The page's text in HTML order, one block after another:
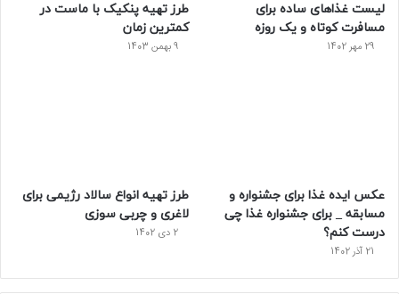
ت
لیست غذا‌های ساده برای
مسافرت کوتاه و یک روزه
29 مهر 1402
طرز تهیه پنکیک با ماست در
کمترین زمان
9 بهمن 1403
عکس ایده غذا برای جشنواره و
مسابقه _ برای جشنواره غذا چی
درست کنم؟
21 آذر 1402
طرز تهیه انواع سالاد رژیمی برای
لاغری و چربی سوزی
2 دی 1402